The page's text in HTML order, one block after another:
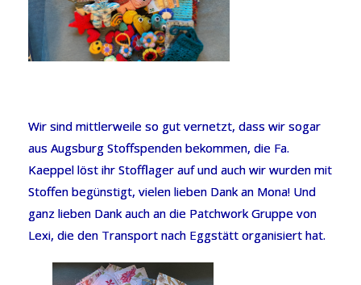
Wir sind mittlerweile so gut vernetzt, dass wir sogar
aus Augsburg Stoffspenden bekommen, die Fa.
Kaeppel löst ihr Stofflager auf und auch wir wurden mit
Stoffen begünstigt, vielen lieben Dank an Mona! Und
ganz lieben Dank auch an die Patchwork Gruppe von
Lexi, die den Transport nach Eggstätt organisiert hat.